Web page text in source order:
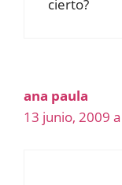
cierto?
ana paula
13 junio, 2009